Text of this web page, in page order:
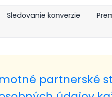
Sledovanie konverzie
partnerské